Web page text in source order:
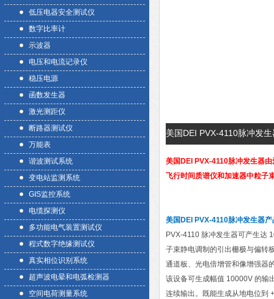
低压电器安全测试仪
数字比率计
示波器
电压和电流记录仪
稳压电源
函数发生器
激光测距仪
断路器测试仪
万能表
谐波测试系统
变电站监测系统
GIS监控系统
电缆探测仪
多功能电气装置测试仪
程式数字绝缘测试仪
真实相位识别系统
超声波电晕和电弧检测器
空间电荷测量系统
美国DEI PVX-4110脉冲发
美国DEI PVX-4110脉冲发生器
飞行时间质谱仪和加速器中粒子
美国DEI PVX-4110脉冲发生器产
PVX-4110 脉冲发生器可产生达
子束静电调制的引出栅极与偏转
通道板、光电倍增管和像增强器
该设备可生成幅值 10000V 的输
连续输出。既能生成从地电位到